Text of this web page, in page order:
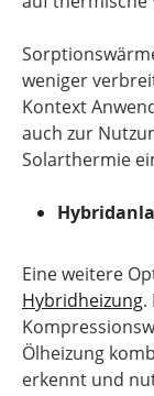
weniger
Kontext
auch zur
Solarthermie
Eine weitere
Hybridheizung.
Ölheizung
erkennt und